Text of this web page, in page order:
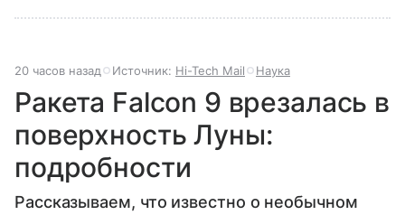
20 часов назад Источник: Hi-Tech Mail Наука
Ракета Falcon 9 врезалась в
поверхность Луны:
подробности
Рассказываем, что известно о необычном